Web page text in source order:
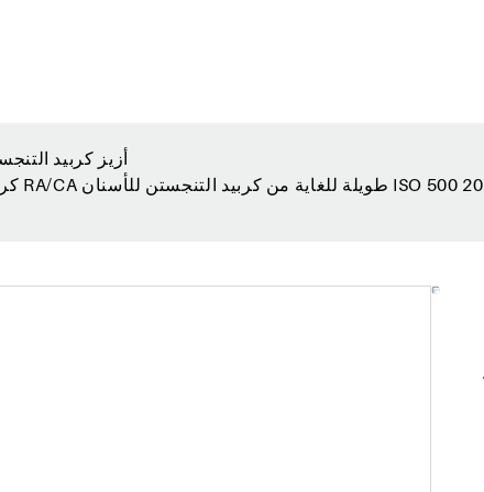
أزيز كربيد